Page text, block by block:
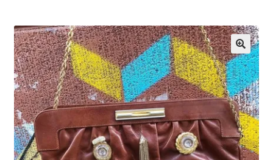
Contact
Mon compte
Panier
Politique Confidentialité
🔍